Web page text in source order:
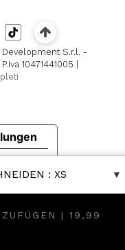
: XS
|19,99
S.r.l. -
10471441005 |